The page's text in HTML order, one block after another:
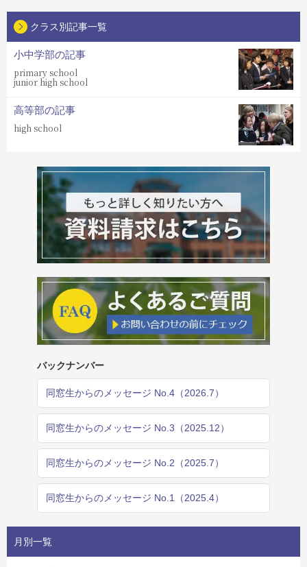
クラス別記事一覧
小中学部の記事
primary school
junior high school
高等部の記事
high school
バックナンバー
同窓生からのメッセージ No.4（2026.7）
同窓生からのメッセージ No.3（2025.12）
同窓生からのメッセージ No.2（2025.7）
同窓生からのメッセージ No.1（2025.4）
月別一覧